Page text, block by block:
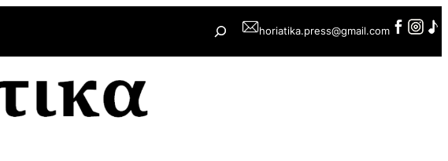
Αναζήτησηhoriatika.press@gmail.com